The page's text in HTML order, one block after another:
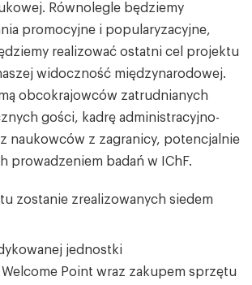
Równolegle będziemy
promocyjne i popularyzacyjne,
realizować ostatni cel projektu
widoczność międzynarodowej.
obcokrajowców zatrudnianych
gości, kadrę administracyjno-
naukowców z zagranicy, potencjalnie
prowadzeniem badań w IChF.
zostanie zrealizowanych siedem
jednostki
Point wraz zakupem sprzętu